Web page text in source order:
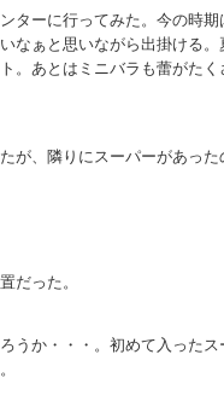
ターに行ってみた。今の時
なぁと思いながら出掛ける
。あとはミニバラも蕾がた
が、隣りにスーパーがあっ
だった。
うか・・・。初めて入った